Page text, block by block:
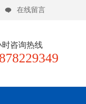
在线留言
时咨询热线